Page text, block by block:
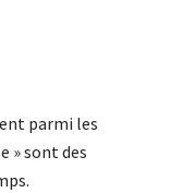
parmi les
» sont des